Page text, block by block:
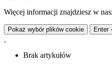
Więcej informacji znajdziesz w
Pokaż wybór plików cookie Enter
Brak artykułów